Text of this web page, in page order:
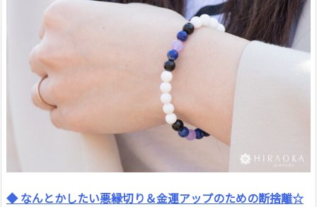
◆ なんとかしたい悪縁切り＆金運アップのための断捨離☆